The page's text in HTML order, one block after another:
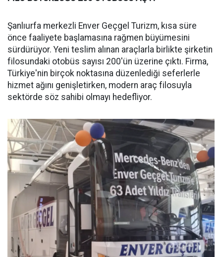
Şanlıurfa merkezli Enver Geçgel Turizm, kısa süre
önce faaliyete başlamasına rağmen büyümesini
sürdürüyor. Yeni teslim alınan araçlarla birlikte şirketin
filosundaki otobüs sayısı 200'ün üzerine çıktı. Firma,
Türkiye'nin birçok noktasına düzenlediği seferlerle
hizmet ağını genişletirken, modern araç filosuyla
sektörde söz sahibi olmayı hedefliyor.